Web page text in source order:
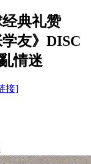
典礼赞
学友》DISC
情迷
接]